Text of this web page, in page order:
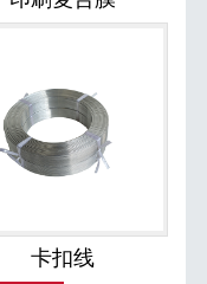
卡扣线